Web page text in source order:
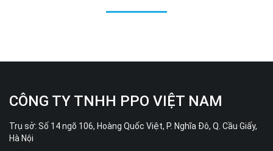
CÔNG TY TNHH PPO VIỆT NAM
Trụ sở: Số 14 ngõ 106, Hoàng Quốc Việt, P. Nghĩa Đô, Q. Cầu Giấy,
Hà Nội